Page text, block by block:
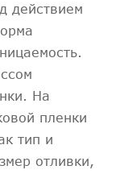
действием
На
пленки
тип и
отливки,